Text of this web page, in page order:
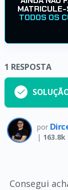
TODOS OS
1 RESPOSTA
por
| 163.8k
Consegui